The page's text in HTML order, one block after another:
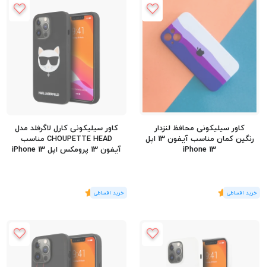
کاور سیلیکونی محافظ لنزدار
رنگین کمان مناسب آیفون 13 اپل
iPhone 13
(1رای)
5
کاور سیلیکونی کارل لاگرفلد مدل
CHOUPETTE HEAD مناسب
آیفون 13 پرومکس اپل iPhone 13
(1رای)
5